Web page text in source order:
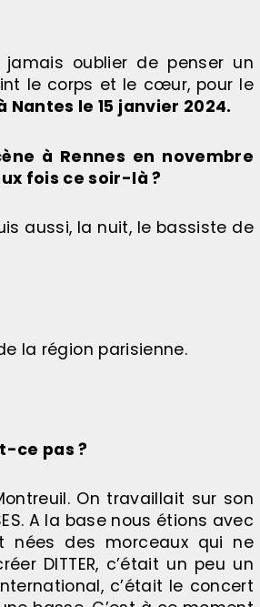
jamais oublier de penser un
le corps et le cœur, pour le
le 15 janvier 2024.
à Rennes en novembre
fois ce soir-là ?
aussi, la nuit, le bassiste de
la région parisienne.
ce pas ?
On travaillait sur son
A la base nous étions avec
nées des morceaux qui ne
DITTER, c’était un peu un
c’était le concert